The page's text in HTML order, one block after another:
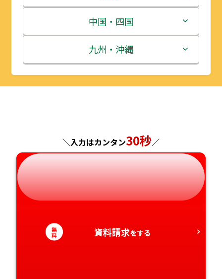
宮城県
秋田県
山形県
群馬県
埼玉県
千葉県
富山県
石川県
福井県
岐阜県
静岡県
三重県
滋賀県
京都府
和歌山県
中国・四国
鳥取県
島根県
徳島県
九州・沖縄
福岡県
大分県
＼入力はカンタン30秒／
無
料 資料請求をする